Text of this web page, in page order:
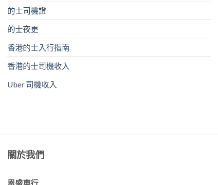
的士司機證
的士夜更
香港的士入行指南
香港的士司機收入
Uber 司機收入
關於我們
恩盛車行